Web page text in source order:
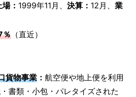
： 1999年11月、決算： 12月、業
％ （直近）
貨物事業 ：航空便や地上便を利用
書類・小包・パレタイズされた